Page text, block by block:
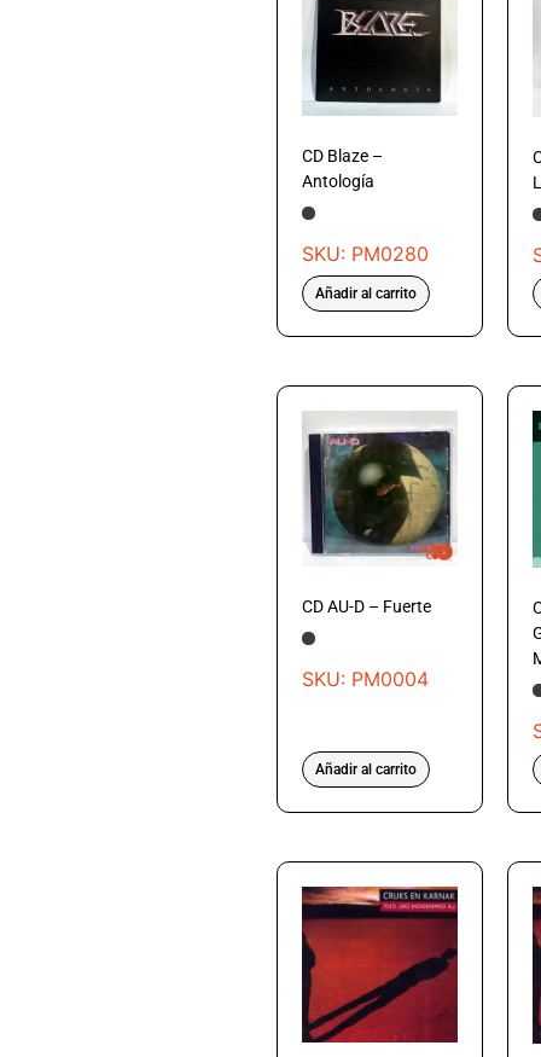
CD Blaze –
Antología
SKU: PM0280
Añadir al carrito
CD AU-D – Fuerte
SKU: PM0004
Añadir al carrito